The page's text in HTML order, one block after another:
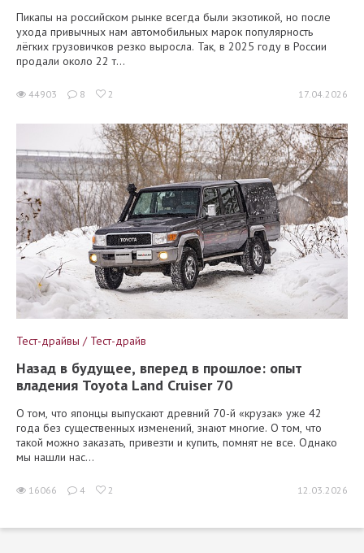
Пикапы на российском рынке всегда были экзотикой, но после
ухода привычных нам автомобильных марок популярность
лёгких грузовичков резко выросла. Так, в 2025 году в России
продали около 22 т...
44903 8 2 17.04.2026
Тест-драйвы / Тест-драйв
Назад в будущее, вперед в прошлое: опыт
владения Toyota Land Cruiser 70
О том, что японцы выпускают древний 70-й «крузак» уже 42
года без существенных изменений, знают многие. О том, что
такой можно заказать, привезти и купить, помнят не все. Однако
мы нашли нас...
16066 4 2 12.03.2026